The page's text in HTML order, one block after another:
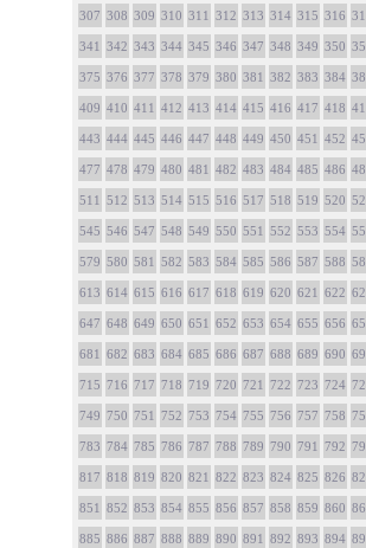
307 308 309 310 311 312 313 314 315 316
341 342 343 344 345 346 347 348 349 350
375 376 377 378 379 380 381 382 383 384
409 410 411 412 413 414 415 416 417 418
443 444 445 446 447 448 449 450 451 452
477 478 479 480 481 482 483 484 485 486
511 512 513 514 515 516 517 518 519 520
545 546 547 548 549 550 551 552 553 554
579 580 581 582 583 584 585 586 587 588
613 614 615 616 617 618 619 620 621 622
647 648 649 650 651 652 653 654 655 656
681 682 683 684 685 686 687 688 689 690
715 716 717 718 719 720 721 722 723 724
749 750 751 752 753 754 755 756 757 758
783 784 785 786 787 788 789 790 791 792
817 818 819 820 821 822 823 824 825 826
851 852 853 854 855 856 857 858 859 860
885 886 887 888 889 890 891 892 893 894